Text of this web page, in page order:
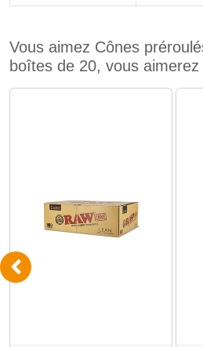
Vous aimez Cônes
boîtes de 20, vous aimerez